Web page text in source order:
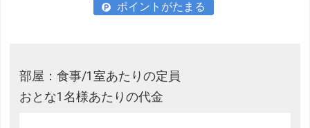
ポイントがたまる
部屋：食事/1室あたりの定員
おとな1名様あたりの代金